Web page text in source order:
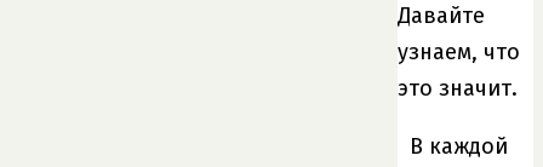
Давайте
узнаем, что
это значит.
В каждой